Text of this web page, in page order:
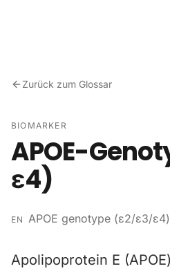
Zurück zum Glossar
BIOMARKER
APOE-
ε4)
EN APOE genotype (ε2/ε3/ε4)
Apolipoprotein E